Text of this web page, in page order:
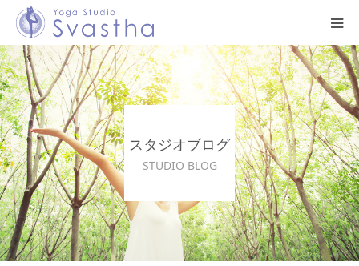
スタジオブログ
STUDIO BLOG
はじめての方へ
料金・スケジュール
プログラム
インストラクター
スタジオ案内